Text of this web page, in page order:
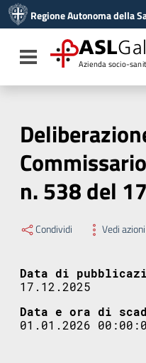
Vai al menu di
Vai al footer
Regione Autonoma della
Toggle navigation
ASL
Azienda socio-
n. 538 del
Condividi Vedi azioni
Data di
17.12.2025
Data e ora di
01.01.2026